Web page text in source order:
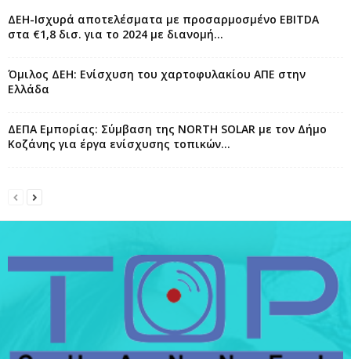
ΔΕΗ-Ισχυρά αποτελέσματα με προσαρμοσμένο EBITDA
στα €1,8 δισ. για το 2024 με διανομή...
Όμιλος ΔΕΗ: Ενίσχυση του χαρτοφυλακίου ΑΠΕ στην
Ελλάδα
ΔΕΠΑ Εμπορίας: Σύμβαση της NORTH SOLAR με τον Δήμο
Κοζάνης για έργα ενίσχυσης τοπικών...